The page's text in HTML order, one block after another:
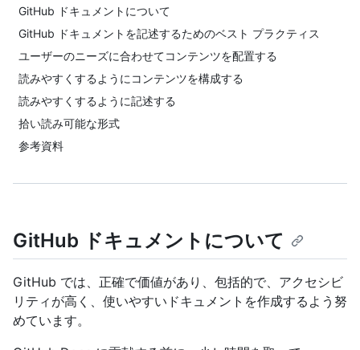
GitHub ドキュメントについて
GitHub ドキュメントを記述するためのベスト プラクティス
ユーザーのニーズに合わせてコンテンツを配置する
読みやすくするようにコンテンツを構成する
読みやすくするように記述する
拾い読み可能な形式
参考資料
GitHub ドキュメントについて
GitHub では、正確で価値があり、包括的で、アクセシビ
リティが高く、使いやすいドキュメントを作成するよう努
めています。